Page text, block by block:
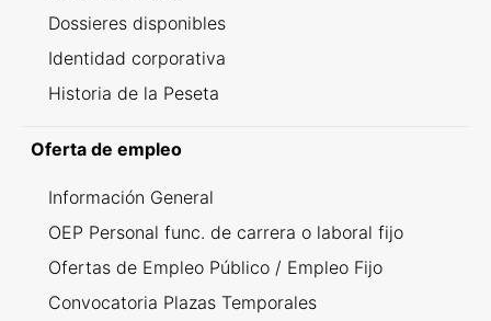
Dossieres disponibles
Identidad corporativa
Historia de la Peseta
Oferta de empleo
Información General
OEP Personal func. de carrera o laboral fijo
Ofertas de Empleo Público / Empleo Fijo
Convocatoria Plazas Temporales